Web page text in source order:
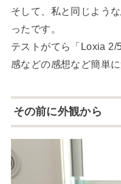
そして、私と同じよう
ったです。
テストがてら「Loxia 2/
感などの感想など簡単
その前に外観から